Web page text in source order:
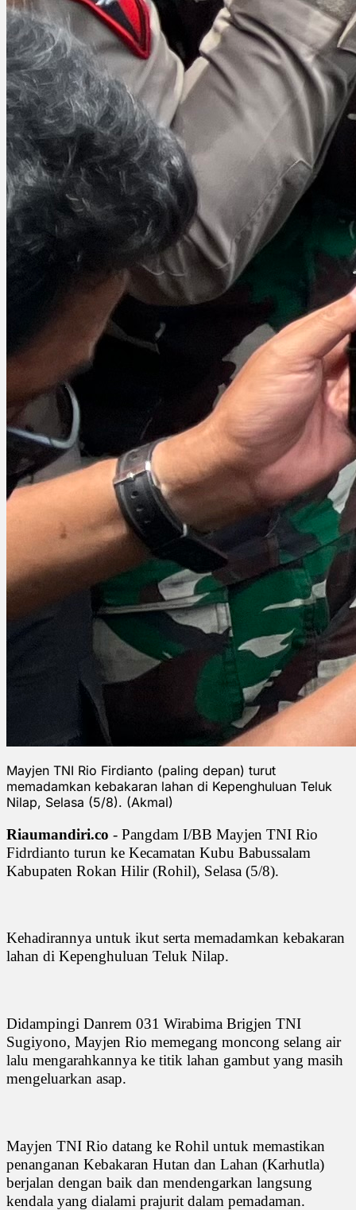
Mayjen TNI Rio Firdianto (paling depan) turut
memadamkan kebakaran lahan di Kepenghuluan Teluk
Nilap, Selasa (5/8). (Akmal)
Riaumandiri.co - Pangdam I/BB Mayjen TNI Rio
Fidrdianto turun ke Kecamatan Kubu Babussalam
Kabupaten Rokan Hilir (Rohil), Selasa (5/8).
Kehadirannya untuk ikut serta memadamkan kebakaran
lahan di Kepenghuluan Teluk Nilap.
Didampingi Danrem 031 Wirabima Brigjen TNI
Sugiyono, Mayjen Rio memegang moncong selang air
lalu mengarahkannya ke titik lahan gambut yang masih
mengeluarkan asap.
Mayjen TNI Rio datang ke Rohil untuk memastikan
penanganan Kebakaran Hutan dan Lahan (Karhutla)
berjalan dengan baik dan mendengarkan langsung
kendala yang dialami prajurit dalam pemadaman.